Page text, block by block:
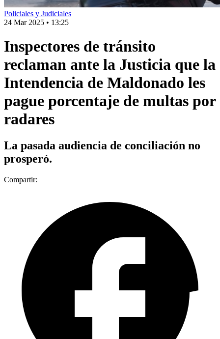
Policiales y Judiciales
24 Mar 2025 • 13:25
Inspectores de tránsito
reclaman ante la Justicia que la
Intendencia de Maldonado les
pague porcentaje de multas por
radares
La pasada audiencia de conciliación no
prosperó.
Compartir: